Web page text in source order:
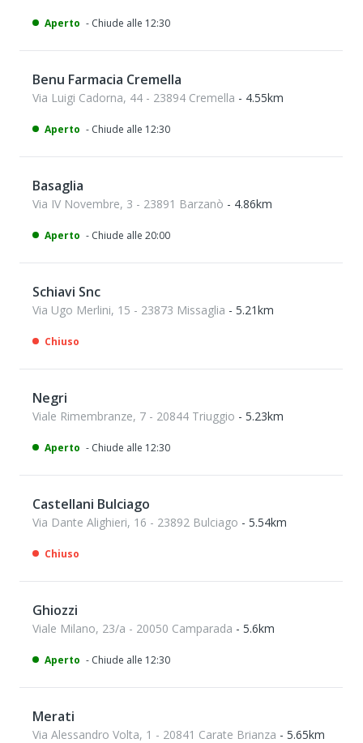
Aperto - Chiude alle 12:30
Benu Farmacia Cremella
Via Luigi Cadorna, 44 - 23894 Cremella - 4.55km
Aperto - Chiude alle 12:30
Basaglia
Via IV Novembre, 3 - 23891 Barzanò - 4.86km
Aperto - Chiude alle 20:00
Schiavi Snc
Via Ugo Merlini, 15 - 23873 Missaglia - 5.21km
Chiuso
Negri
Viale Rimembranze, 7 - 20844 Triuggio - 5.23km
Aperto - Chiude alle 12:30
Castellani Bulciago
Via Dante Alighieri, 16 - 23892 Bulciago - 5.54km
Chiuso
Ghiozzi
Viale Milano, 23/a - 20050 Camparada - 5.6km
Aperto - Chiude alle 12:30
Merati
Via Alessandro Volta, 1 - 20841 Carate Brianza - 5.65km